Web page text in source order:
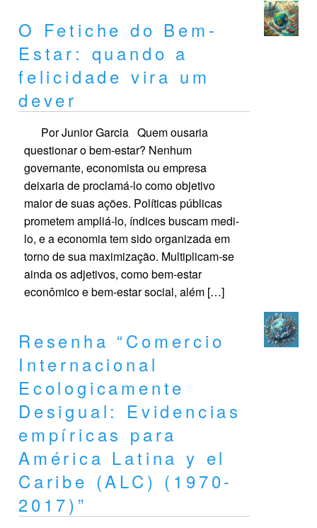
O Fetiche do Bem-
Estar: quando a
felicidade vira um
dever
Por Junior Garcia Quem ousaria
questionar o bem-estar? Nenhum
governante, economista ou empresa
deixaria de proclamá-lo como objetivo
maior de suas ações. Políticas públicas
prometem ampliá-lo, índices buscam medi-
lo, e a economia tem sido organizada em
torno de sua maximização. Multiplicam-se
ainda os adjetivos, como bem-estar
econômico e bem-estar social, além […]
Resenha “Comercio
Internacional
Ecologicamente
Desigual: Evidencias
empíricas para
América Latina y el
Caribe (ALC) (1970-
2017)”